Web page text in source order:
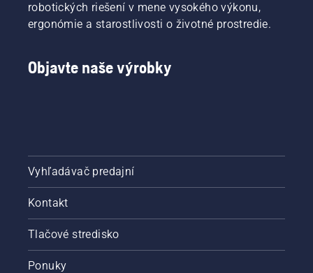
robotických riešení v mene vysokého výkonu,
ergonómie a starostlivosti o životné prostredie.
Objavte naše výrobky
Vyhľadávač predajní
Kontakt
Tlačové stredisko
Ponuky